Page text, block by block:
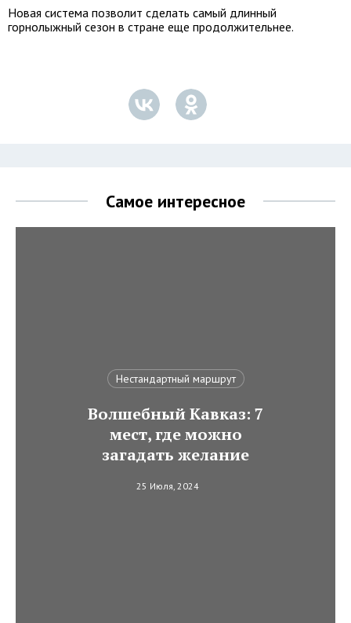
Новая система позволит сделать самый длинный
горнолыжный сезон в стране еще продолжительнее.
Самое интересное
Нестандартный маршрут
Волшебный Кавказ: 7
мест, где можно
загадать желание
25 Июля, 2024